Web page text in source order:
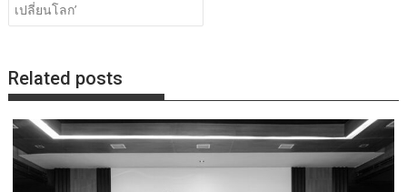
เปลี่ยนโลก’
Related posts